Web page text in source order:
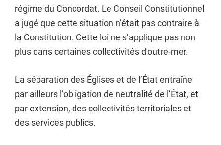
régime du Concordat. Le Conseil Constitutionnel
a jugé que cette situation n’était pas contraire à
la Constitution. Cette loi ne s’applique pas non
plus dans certaines collectivités d’outre-mer.
La séparation des Églises et de l’État entraîne
par ailleurs l’obligation de neutralité de l’État, et
par extension, des collectivités territoriales et
des services publics.